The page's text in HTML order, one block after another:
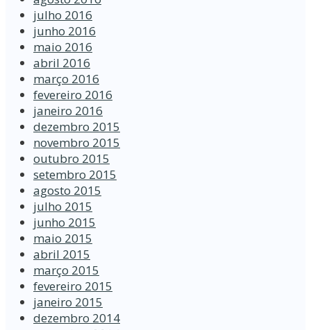
julho 2016
junho 2016
maio 2016
abril 2016
março 2016
fevereiro 2016
janeiro 2016
dezembro 2015
novembro 2015
outubro 2015
setembro 2015
agosto 2015
julho 2015
junho 2015
maio 2015
abril 2015
março 2015
fevereiro 2015
janeiro 2015
dezembro 2014